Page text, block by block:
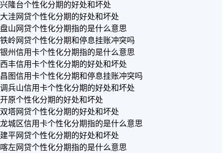
兴隆台个性化分期的好处和坏处
大洼网贷个性化分期的好处和坏处
盘山网贷个性化分期指的是什么意思
铁岭网贷个性化分期和停息挂账冲突吗
银州信用卡个性化分期指的是什么意思
西丰信用卡个性化分期的好处和坏处
昌图信用卡个性化分期和停息挂账冲突吗
调兵山信用卡个性化分期的好处和坏处
开原个性化分期的好处和坏处
双塔网贷个性化分期的好处和坏处
龙城区信用卡个性化分期指的是什么意思
建平网贷个性化分期的好处和坏处
喀左网贷个性化分期指的是什么意思